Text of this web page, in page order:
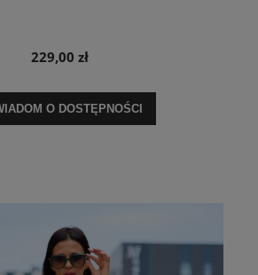
229,00 zł
O DOSTĘPNOŚCI